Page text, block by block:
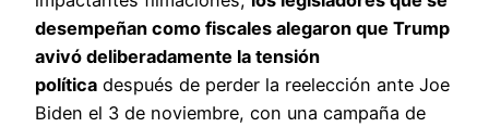
desempeñan como fiscales alegaron que Trump
avivó deliberadamente la tensión
política después de perder la reelección ante Joe
Biden el 3 de noviembre, con una campaña de